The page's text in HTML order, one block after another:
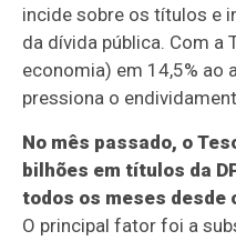
incide sobre os títulos e
da dívida pública. Com a
economia) em 14,5% ao
pressiona o
No mês passado, o
bilhões em títulos da
todos os meses
O principal fator foi a